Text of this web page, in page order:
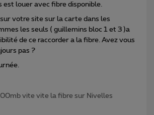
louer avec fibre disponible.
votre site sur la carte dans les
les seuls ( guillemins bloc 1 et 3 )a
de ce raccorder a la fibre. Avez vous
pas ?
vite vite la fibre sur Nivelles